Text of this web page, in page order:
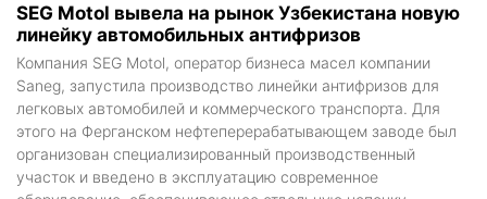
SEG Motol вывела на рынок Узбекистана новую
линейку автомобильных антифризов
Компания SEG Motol, оператор бизнеса масел компании
Saneg, запустила производство линейки антифризов для
легковых автомобилей и коммерческого транспорта. Для
этого на Ферганском нефтеперерабатывающем заводе был
организован специализированный производственный
участок и введено в эксплуатацию современное